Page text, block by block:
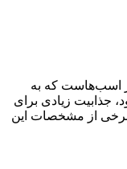
از اسب‌هاست که به
جذابیت زیادی برای
برخی از مشخصات این